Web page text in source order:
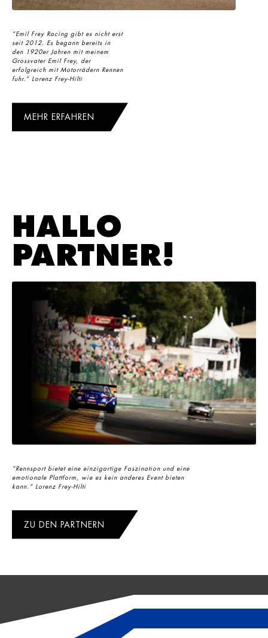
“Emil Frey Racing gibt es nicht erst
seit 2012. Es begann bereits in
den 1920er Jahren mit meinem
Grossvater Emil Frey, der
erfolgreich mit Motorrädern Rennen
fuhr.“ Lorenz Frey-Hilti
MEHR ERFAHREN
HALLO
PARTNER!
“Rennsport bietet eine einzigartige Faszination und eine
emotionale Plattform, wie es kein anderes Event bieten
kann.“ Lorenz Frey-Hilti
ZU DEN PARTNERN